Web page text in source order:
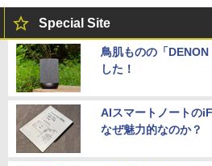
Special Site
鳥肌ものの「
した！
AIスマートノートの
なぜ魅力的なのか？